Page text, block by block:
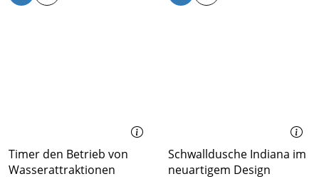
Timer den Betrieb von
Wasserattraktionen
Schwalldusche Indiana im
neuartigem Design